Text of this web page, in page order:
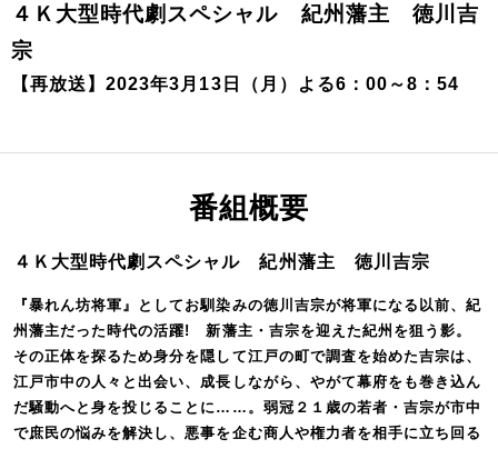
４Ｋ大型時代劇スペシャル 紀州藩主 徳川吉
宗
【再放送】2023年3月13日（月）よる6：00～8：54
番組概要
４Ｋ大型時代劇スペシャル 紀州藩主 徳川吉宗
『暴れん坊将軍』としてお馴染みの徳川吉宗が将軍になる以前、紀
州藩主だった時代の活躍! 新藩主・吉宗を迎えた紀州を狙う影。
その正体を探るため身分を隠して江戸の町で調査を始めた吉宗は、
江戸市中の人々と出会い、成長しながら、やがて幕府をも巻き込ん
だ騒動へと身を投じることに……。弱冠２１歳の若者・吉宗が市中
で庶民の悩みを解決し、悪事を企む商人や権力者を相手に立ち回る